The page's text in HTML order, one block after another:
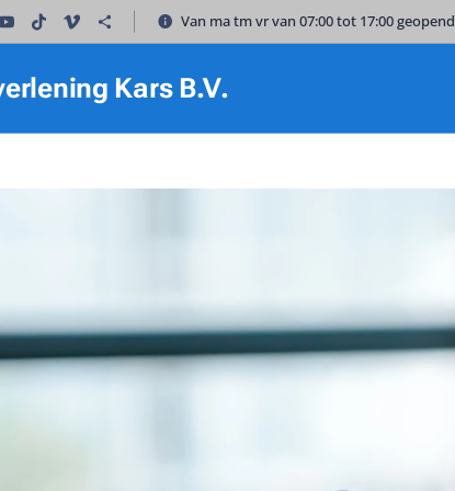
Van ma tm vr van 07:00 tot 17:00 geopend
Kars B.V.